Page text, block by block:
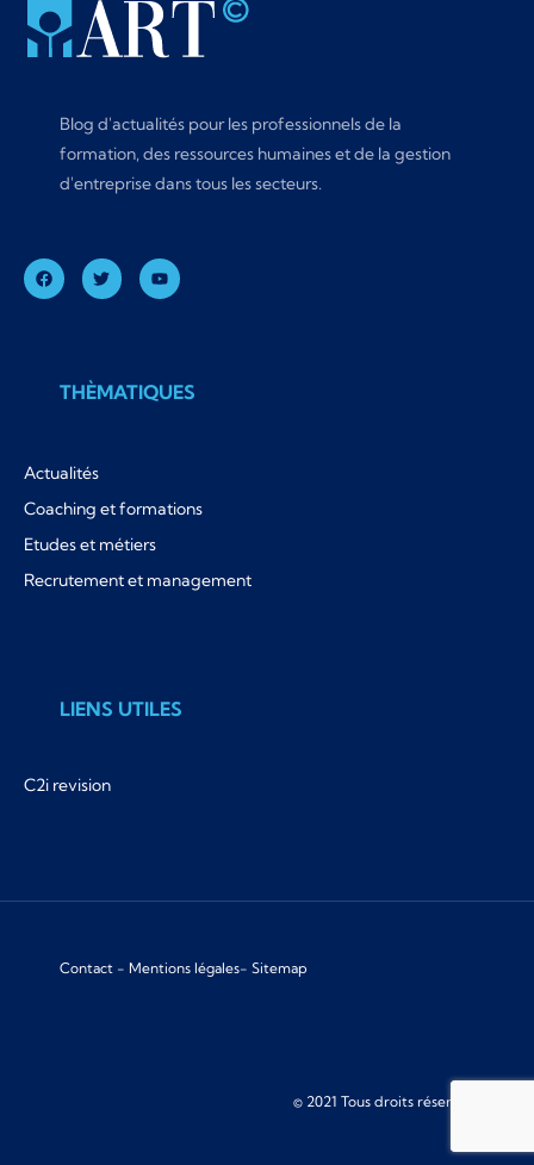
Blog d'actualités pour les professionnels de la
formation, des ressources humaines et de la gestion
d'entreprise dans tous les secteurs.
THÈMATIQUES
Actualités
Coaching et formations
Etudes et métiers
Recrutement et management
LIENS UTILES
C2i revision
Contact - Mentions légales- Sitemap
© 2021 Tous droits réservés